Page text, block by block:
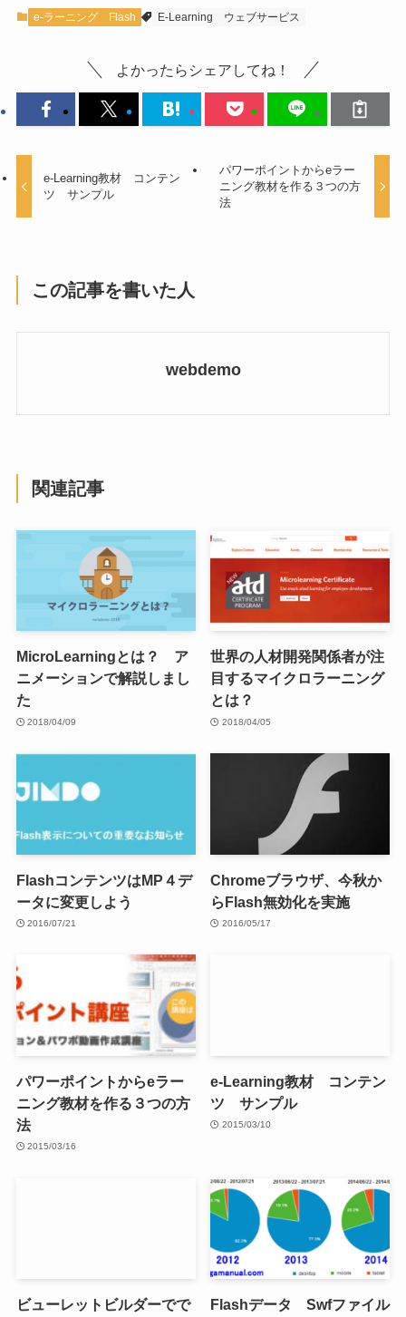
e-ラーニング Flash E-Learning ウェブサービス
よかったらシェアしてね！
e-Learning教材 コンテン
ツ サンプル
パワーポイントからeラー
ニング教材を作る３つの方
法
この記事を書いた人
webdemo
関連記事
MicroLearningとは？ ア
ニメーションで解説しまし
た
2018/04/09
世界の人材開発関係者が注
目するマイクロラーニング
とは？
2018/04/05
FlashコンテンツはMP４デ
ータに変更しよう
2016/07/21
Chromeブラウザ、今秋か
らFlash無効化を実施
2016/05/17
パワーポイントからeラー
ニング教材を作る３つの方
法
2015/03/16
e-Learning教材 コンテン
ツ サンプル
2015/03/10
ビューレットビルダーでで
Flashデータ Swfファイル